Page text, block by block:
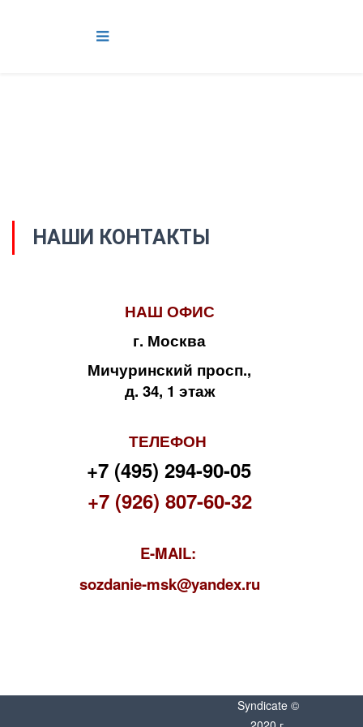
НАШИ КОНТАКТЫ
НАШ ОФИС
г. Москва
Мичуринский просп.,
д. 34, 1 этаж
ТЕЛЕФОН
+7 (495) 294-90-05
+7 (926) 807-60-32
E-MAIL:
sozdanie-msk@yandex.ru
Syndicate ©